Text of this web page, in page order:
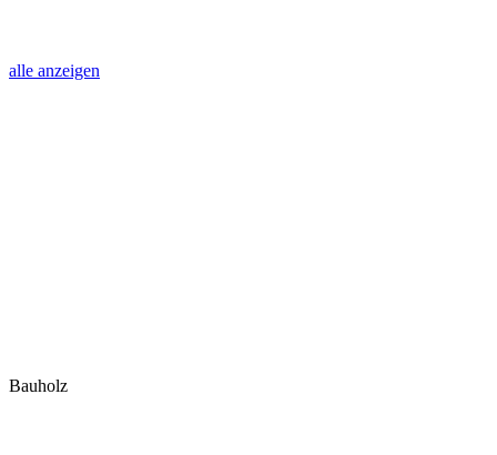
alle anzeigen
Bauholz